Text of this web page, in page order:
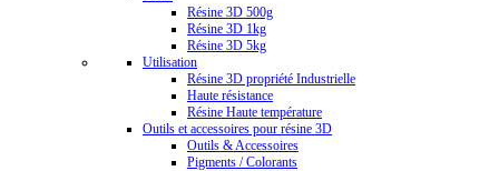
Résine 3D 500g
Résine 3D 1kg
Résine 3D 5kg
Utilisation
Résine 3D propriété Industrielle
Haute résistance
Résine Haute température
Outils et accessoires pour résine 3D
Outils & Accessoires
Pigments / Colorants